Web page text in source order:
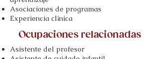
Asociaciones de programas
Experiencia clínica
Ocupaciones relacionadas
Asistente del profesor